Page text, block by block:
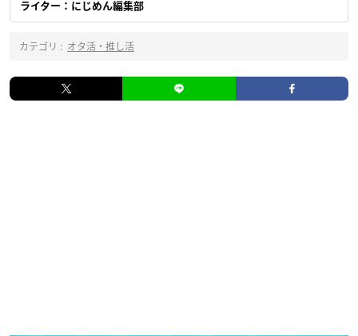
ライター：にじめん編集部
カテゴリ : オタ活・推し活